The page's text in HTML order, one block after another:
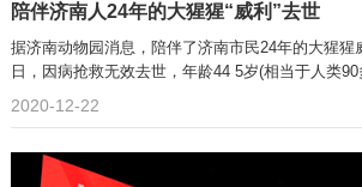
陪伴济南人24年的大猩猩“威利”去世
据济南动物园消息，陪伴了济南市民24年的大猩猩
日，因病抢救无效去世，年龄44 5岁(相当于人类
活
2020-12-22